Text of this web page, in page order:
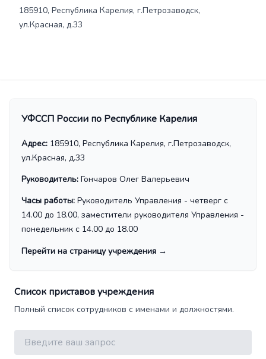
185910, Республика Карелия, г.Петрозаводск,
ул.Красная, д.33
УФССП России по Республике Карелия
Адрес: 185910, Республика Карелия, г.Петрозаводск,
ул.Красная, д.33
Руководитель: Гончаров Олег Валерьевич
Часы работы: Руководитель Управления - четверг с
14.00 до 18.00, заместители руководителя Управления -
понедельник с 14.00 до 18.00
Перейти на страницу учреждения →
Список приставов учреждения
Полный список сотрудников с именами и должностями.
Поиск